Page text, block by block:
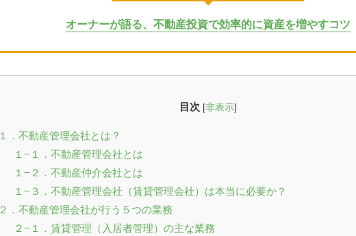
オーナーが語る、不動産投資で効率的に資産を増やすコツ
目次 [非表示]
１．不動産管理会社とは？
１−１．不動産管理会社とは
１−２．不動産仲介会社とは
１−３．不動産管理会社（賃貸管理会社）は本当に必要か？
２．不動産管理会社が行う５つの業務
２−１．賃貸管理（入居者管理）の主な業務